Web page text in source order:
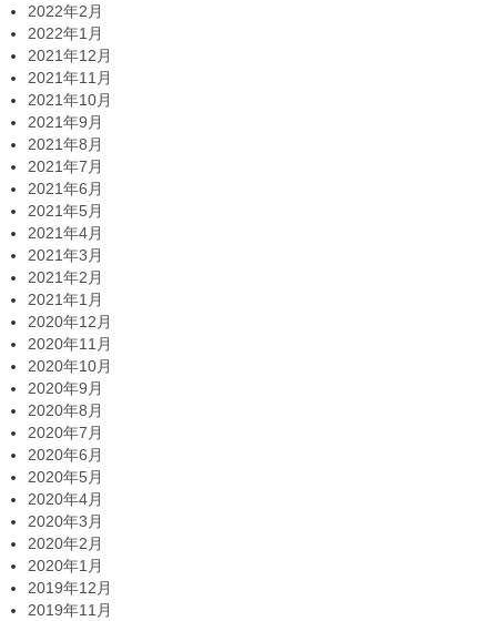
2022年2月
2022年1月
2021年12月
2021年11月
2021年10月
2021年9月
2021年8月
2021年7月
2021年6月
2021年5月
2021年4月
2021年3月
2021年2月
2021年1月
2020年12月
2020年11月
2020年10月
2020年9月
2020年8月
2020年7月
2020年6月
2020年5月
2020年4月
2020年3月
2020年2月
2020年1月
2019年12月
2019年11月